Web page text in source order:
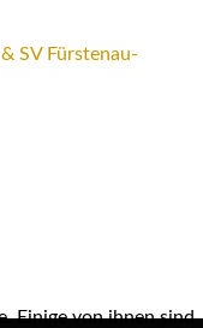
Einige von ihnen sind